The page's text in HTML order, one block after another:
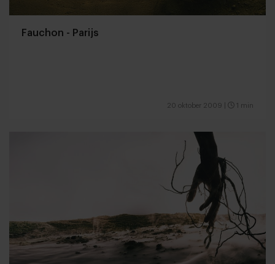
Fauchon - Parijs
20 oktober 2009 1 min